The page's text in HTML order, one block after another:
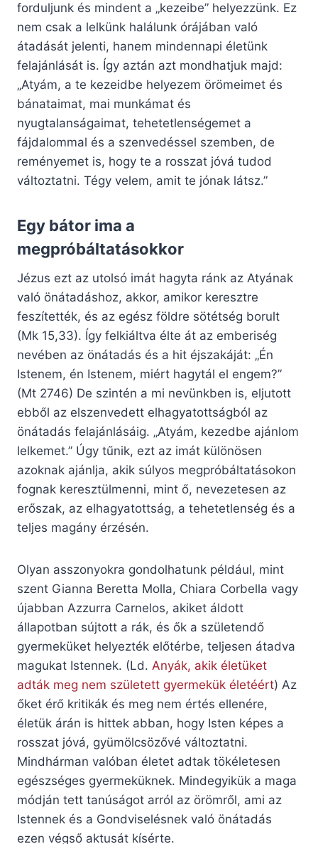
forduljunk és mindent a „kezeibe” helyezzünk. Ez
nem csak a lelkünk halálunk órájában való
átadását jelenti, hanem mindennapi életünk
felajánlását is. Így aztán azt mondhatjuk majd:
„Atyám, a te kezeidbe helyezem örömeimet és
bánataimat, mai munkámat és
nyugtalanságaimat, tehetetlenségemet a
fájdalommal és a szenvedéssel szemben, de
reményemet is, hogy te a rosszat jóvá tudod
változtatni. Tégy velem, amit te jónak látsz.”
Egy bátor ima a
megpróbáltatásokkor
Jézus ezt az utolsó imát hagyta ránk az Atyának
való önátadáshoz, akkor, amikor keresztre
feszítették, és az egész földre sötétség borult
(Mk 15,33). Így felkiáltva élte át az emberiség
nevében az önátadás és a hit éjszakáját: „Én
Istenem, én Istenem, miért hagytál el engem?”
(Mt 2746) De szintén a mi nevünkben is, eljutott
ebből az elszenvedett elhagyatottságból az
önátadás felajánlásáig. „Atyám, kezedbe ajánlom
lelkemet.” Úgy tűnik, ezt az imát különösen
azoknak ajánlja, akik súlyos megpróbáltatásokon
fognak keresztülmenni, mint ő, nevezetesen az
erőszak, az elhagyatottság, a tehetetlenség és a
teljes magány érzésén.
Olyan asszonyokra gondolhatunk például, mint
szent Gianna Beretta Molla, Chiara Corbella vagy
újabban Azzurra Carnelos, akiket áldott
állapotban sújtott a rák, és ők a születendő
gyermeküket helyezték előtérbe, teljesen átadva
magukat Istennek. (Ld. Anyák, akik életüket
adták meg nem született gyermekük életéért) Az
őket érő kritikák és meg nem értés ellenére,
életük árán is hittek abban, hogy Isten képes a
rosszat jóvá, gyümölcsözővé változtatni.
Mindhárman valóban életet adtak tökéletesen
egészséges gyermeküknek. Mindegyikük a maga
módján tett tanúságot arról az örömről, ami az
Istennek és a Gondviselésnek való önátadás
ezen végső aktusát kísérte.